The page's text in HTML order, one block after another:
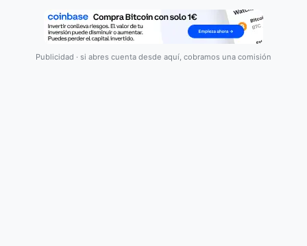
Publicidad · si abres cuenta desde aquí, cobramos una comisión